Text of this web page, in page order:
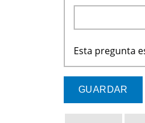
Esta pregunta